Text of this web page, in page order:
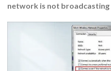
network is not broadcasting